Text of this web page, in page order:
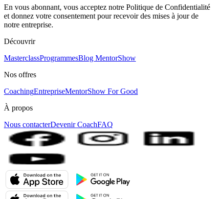
En vous abonnant, vous acceptez notre Politique de Confidentialité
et donnez votre consentement pour recevoir des mises à jour de
notre entreprise.
Découvrir
MasterclassProgrammesBlog MentorShow
Nos offres
CoachingEntrepriseMentorShow For Good
À propos
Nous contacterDevenir CoachFAQ